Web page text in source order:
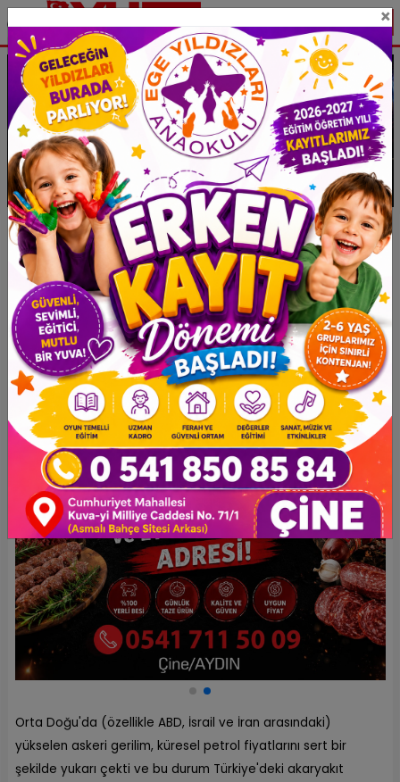
Eklenme : 04.03.2026 Haber Tipi: Ulusal Haber
SON DAKİKA: Akaryakıtta Tarihi Zam!
Orta Doğu'da (özellikle ABD, İsrail ve İran arasındaki)
yükselen askeri gerilim, küresel petrol fiyatlarını sert bir
şekilde yukarı çekti ve bu durum Türkiye'deki akaryakıt
×